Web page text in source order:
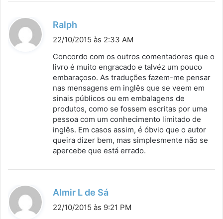
Ralph
i
s
e
:
22/10/2015 às 2:33 AM
Concordo com os outros comentadores que o
livro é muito engracado e talvéz um pouco
embaraçoso. As traduções fazem-me pensar
nas mensagens em inglês que se veem em
sinais públicos ou em embalagens de
produtos, como se fossem escritas por uma
pessoa com um conhecimento limitado de
inglês. Em casos assim, é óbvio que o autor
queira dizer bem, mas simplesmente não se
apercebe que está errado.
Almir L de Sá
i
22/10/2015 às 9:21 PM